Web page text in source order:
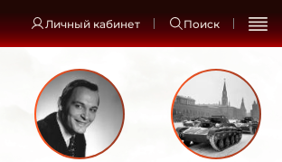
Личный кабинет Поиск